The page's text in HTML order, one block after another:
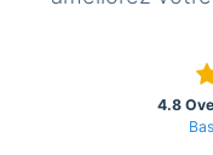
4.8